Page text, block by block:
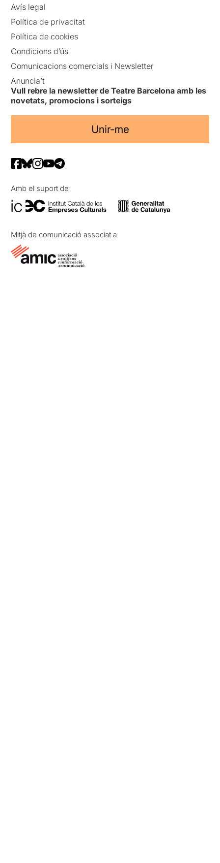
Avís legal
Política de privacitat
Política de cookies
Condicions d’ús
Comunicacions comercials i Newsletter
Anuncia’t
Vull rebre la newsletter de Teatre Barcelona amb les
novetats, promocions i sorteigs
Unir-me
Amb el suport de
Mitjà de comunicació associat a